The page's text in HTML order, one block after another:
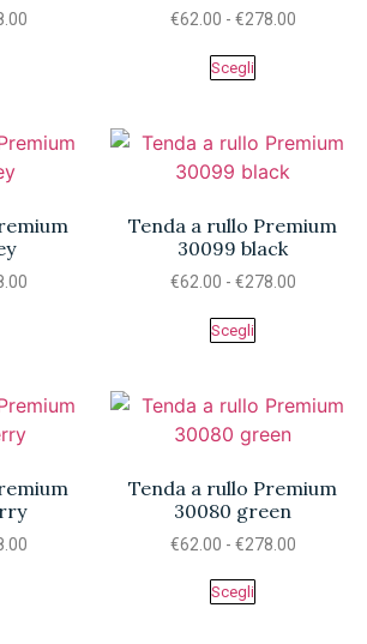
€62.00 - €278.00
Scegli
Tenda a rullo Premium
30099 black
€62.00 - €278.00
Scegli
Tenda a rullo Premium
30080 green
€62.00 - €278.00
Scegli